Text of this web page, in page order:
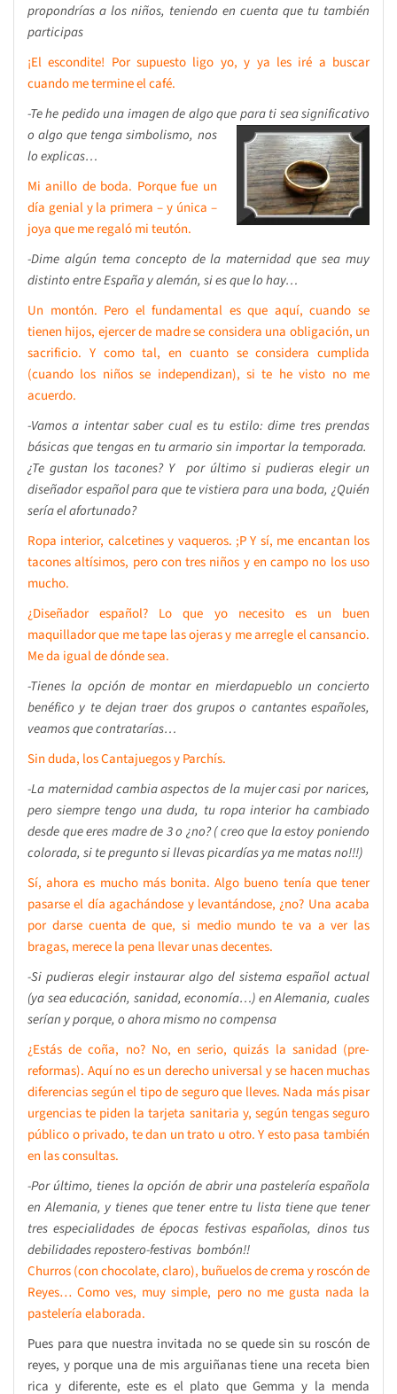
propondrías a los niños, teniendo en cuenta que tu también
participas
¡El escondite! Por supuesto ligo yo, y ya les iré a buscar
cuando me termine el café.
-Te he pedido una imagen de algo que para ti sea significativo
o algo que tenga simbolismo, nos
lo explicas…
Mi anillo de boda. Porque fue un
día genial y la primera – y única –
joya que me regaló mi teutón.
-Dime algún tema concepto de la maternidad que sea muy
distinto entre España y alemán, si es que lo hay…
Un montón. Pero el fundamental es que aquí, cuando se
tienen hijos, ejercer de madre se considera una obligación, un
sacrificio. Y como tal, en cuanto se considera cumplida
(cuando los niños se independizan), si te he visto no me
acuerdo.
-Vamos a intentar saber cual es tu estilo: dime tres prendas
básicas que tengas en tu armario sin importar la temporada.
¿Te gustan los tacones? Y por último si pudieras elegir un
diseñador español para que te vistiera para una boda, ¿Quién
sería el afortunado?
Ropa interior, calcetines y vaqueros. ;P Y sí, me encantan los
tacones altísimos, pero con tres niños y en campo no los uso
mucho.
¿Diseñador español? Lo que yo necesito es un buen
maquillador que me tape las ojeras y me arregle el cansancio.
Me da igual de dónde sea.
-Tienes la opción de montar en mierdapueblo un concierto
benéfico y te dejan traer dos grupos o cantantes españoles,
veamos que contratarías…
Sin duda, los Cantajuegos y Parchís.
-La maternidad cambia aspectos de la mujer casi por narices,
pero siempre tengo una duda, tu ropa interior ha cambiado
desde que eres madre de 3 o ¿no? ( creo que la estoy poniendo
colorada, si te pregunto si llevas picardías ya me matas no!!!)
Sí, ahora es mucho más bonita. Algo bueno tenía que tener
pasarse el día agachándose y levantándose, ¿no? Una acaba
por darse cuenta de que, si medio mundo te va a ver las
bragas, merece la pena llevar unas decentes.
-Si pudieras elegir instaurar algo del sistema español actual
(ya sea educación, sanidad, economía…) en Alemania, cuales
serían y porque, o ahora mismo no compensa
¿Estás de coña, no? No, en serio, quizás la sanidad (pre-
reformas). Aquí no es un derecho universal y se hacen muchas
diferencias según el tipo de seguro que lleves. Nada más pisar
urgencias te piden la tarjeta sanitaria y, según tengas seguro
público o privado, te dan un trato u otro. Y esto pasa también
en las consultas.
-Por último, tienes la opción de abrir una pastelería española
en Alemania, y tienes que tener entre tu lista tiene que tener
tres especialidades de épocas festivas españolas, dinos tus
debilidades repostero-festivas bombón!!
Churros (con chocolate, claro), buñuelos de crema y roscón de
Reyes… Como ves, muy simple, pero no me gusta nada la
pastelería elaborada.
Pues para que nuestra invitada no se quede sin su roscón de
reyes, y porque una de mis arguiñanas tiene una receta bien
rica y diferente, este es el plato que Gemma y la menda